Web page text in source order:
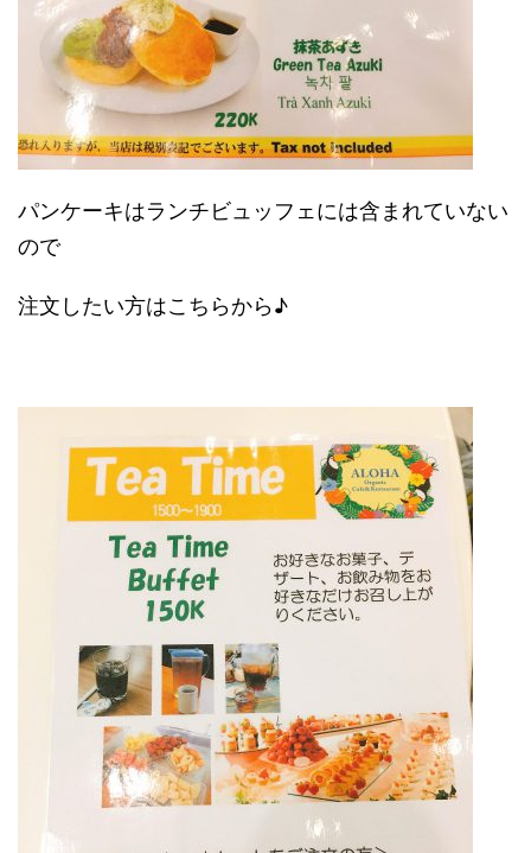
パンケーキはランチビュッフェには含まれていない
ので
注文したい方はこちらから♪